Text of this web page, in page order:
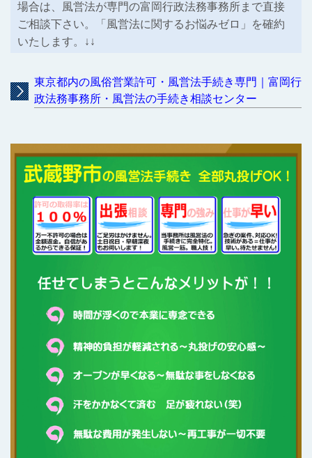
場合は、風営法が専門の富岡行政法務事務所まで直接
ご相談下さい。「風営法に関するお悩みゼロ」を確約
いたします。↓↓
東京都内の風俗営業許可・風営法手続き専門｜富岡行
政法務事務所・風営法の手続き相談センター